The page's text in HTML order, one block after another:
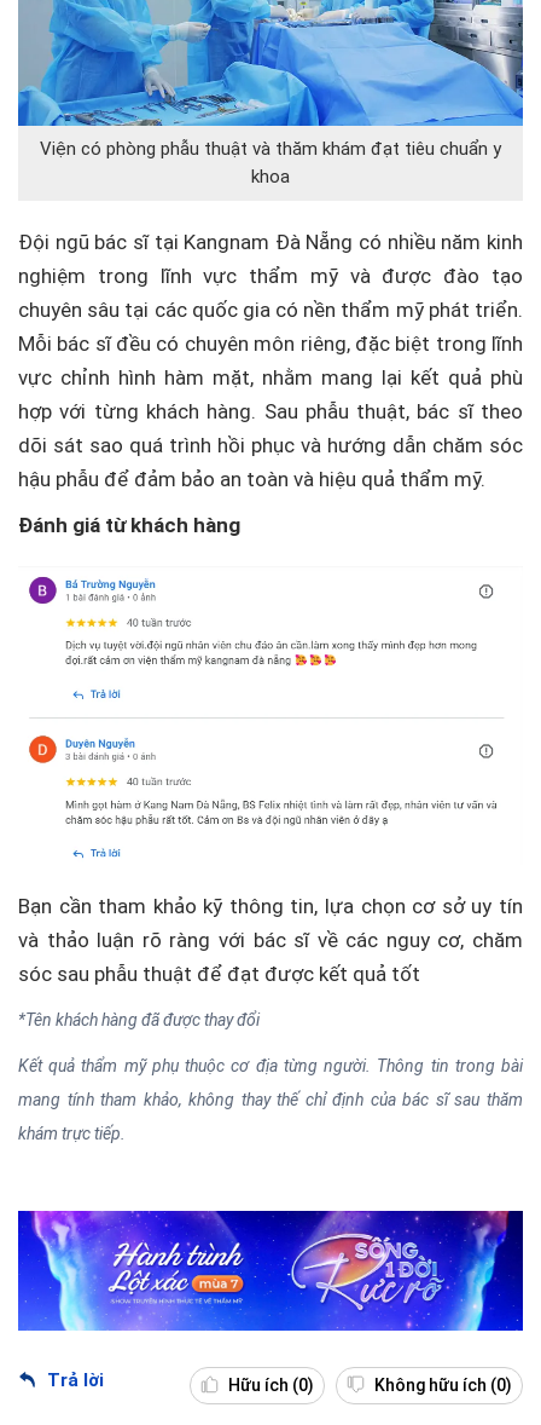
Viện có phòng phẫu thuật và thăm khám đạt tiêu chuẩn y
khoa
Đội ngũ bác sĩ tại Kangnam Đà Nẵng có nhiều năm kinh
nghiệm trong lĩnh vực thẩm mỹ và được đào tạo
chuyên sâu tại các quốc gia có nền thẩm mỹ phát triển.
Mỗi bác sĩ đều có chuyên môn riêng, đặc biệt trong lĩnh
vực chỉnh hình hàm mặt, nhằm mang lại kết quả phù
hợp với từng khách hàng. Sau phẫu thuật, bác sĩ theo
dõi sát sao quá trình hồi phục và hướng dẫn chăm sóc
hậu phẫu để đảm bảo an toàn và hiệu quả thẩm mỹ.
Đánh giá từ khách hàng
Bạn cần tham khảo kỹ thông tin, lựa chọn cơ sở uy tín
và thảo luận rõ ràng với bác sĩ về các nguy cơ, chăm
sóc sau phẫu thuật để đạt được kết quả tốt
*Tên khách hàng đã được thay đổi
Kết quả thẩm mỹ phụ thuộc cơ địa từng người. Thông tin trong bài
mang tính tham khảo, không thay thế chỉ định của bác sĩ sau thăm
khám trực tiếp.
Trả lời Hữu ích (0) Không hữu ích (0)